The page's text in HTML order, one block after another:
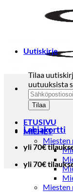
ETUSIVU
MIEHET
Miesten
Miesten
Uutiskirje
Tilaa
uutuuksista
Lahjakortti
yli 70€
yli 70€